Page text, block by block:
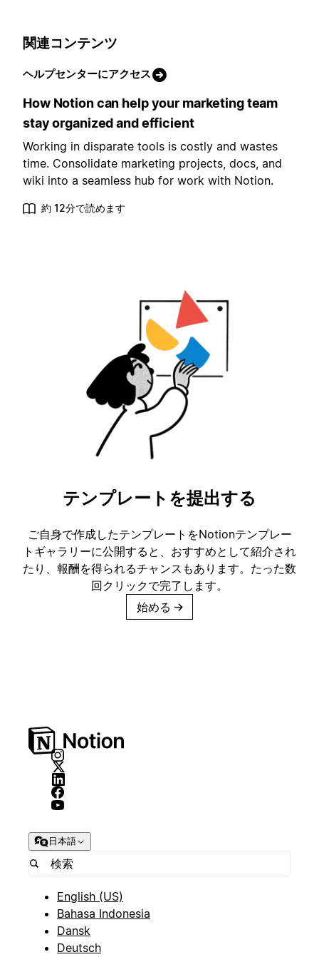
関連コンテンツ
ヘルプセンターにアクセス
How Notion can help your marketing team
stay organized and efficient
Working in disparate tools is costly and wastes
time. Consolidate marketing projects, docs, and
wiki into a seamless hub for work with Notion.
約 12分で読めます
テンプレートを提出する
ご自身で作成したテンプレートをNotionテンプレー
トギャラリーに公開すると、おすすめとして紹介され
たり、報酬を得られるチャンスもあります。たった数
回クリックで完了します。
始める →
日本語
English (US)
Bahasa Indonesia
Dansk
Deutsch